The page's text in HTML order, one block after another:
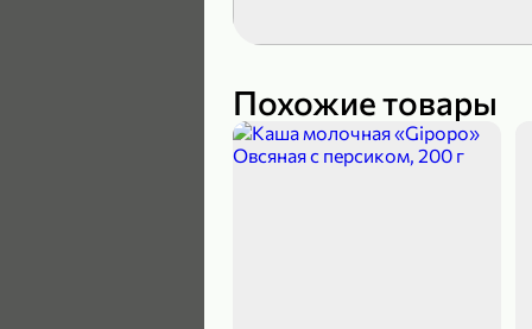
Похожие товары
119,99 ₽
В корзину